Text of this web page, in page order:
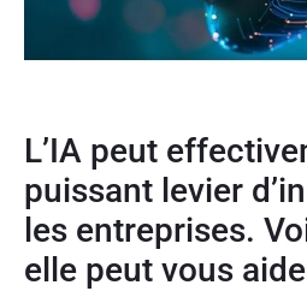
L’IA peut
puissant levier
les entreprises.
elle peut vous